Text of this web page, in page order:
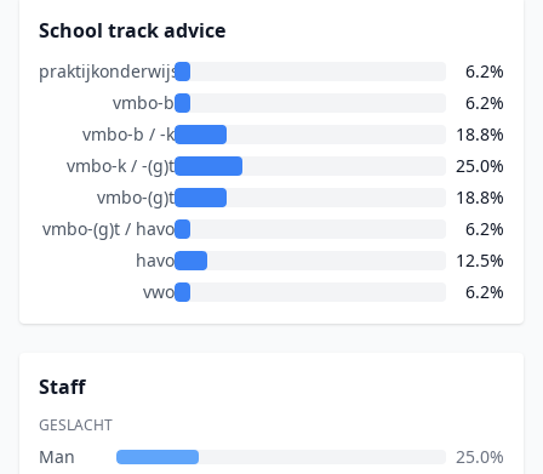
School track advice
praktijkonderwijs
6.2%
vmbo-b
6.2%
vmbo-b / -k
18.8%
vmbo-k / -(g)t
25.0%
vmbo-(g)t
18.8%
vmbo-(g)t / havo
6.2%
havo
12.5%
vwo
6.2%
Staff
GESLACHT
Man
25.0%